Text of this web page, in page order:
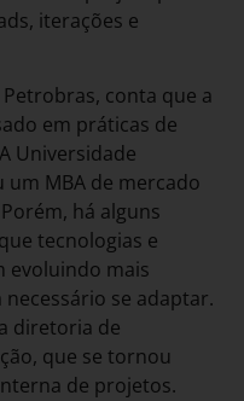
iterações e
conta que a
em práticas de
Universidade
MBA de mercado
há alguns
tecnologias e
evoluindo mais
se adaptar.
diretoria de
que se tornou
de projetos.